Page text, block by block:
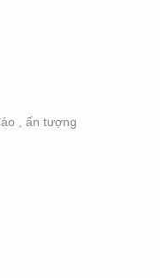
, ấn tượng